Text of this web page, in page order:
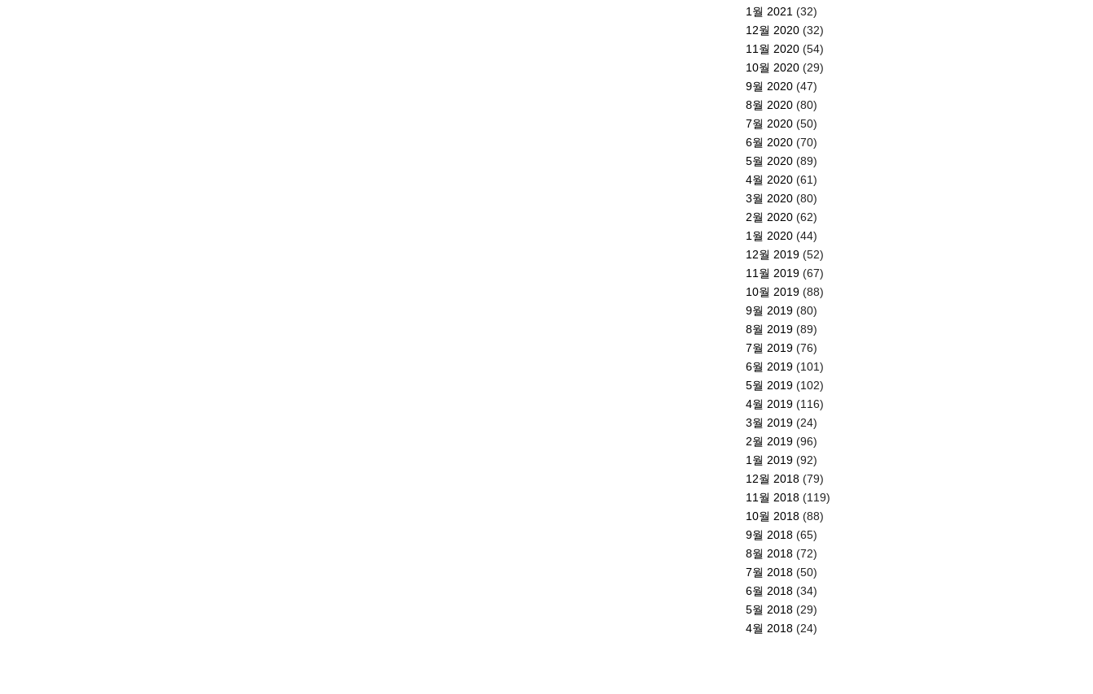
1월 2021 (32)
12월 2020 (32)
11월 2020 (54)
10월 2020 (29)
9월 2020 (47)
8월 2020 (80)
7월 2020 (50)
6월 2020 (70)
5월 2020 (89)
4월 2020 (61)
3월 2020 (80)
2월 2020 (62)
1월 2020 (44)
12월 2019 (52)
11월 2019 (67)
10월 2019 (88)
9월 2019 (80)
8월 2019 (89)
7월 2019 (76)
6월 2019 (101)
5월 2019 (102)
4월 2019 (116)
3월 2019 (24)
2월 2019 (96)
1월 2019 (92)
12월 2018 (79)
11월 2018 (119)
10월 2018 (88)
9월 2018 (65)
8월 2018 (72)
7월 2018 (50)
6월 2018 (34)
5월 2018 (29)
4월 2018 (24)